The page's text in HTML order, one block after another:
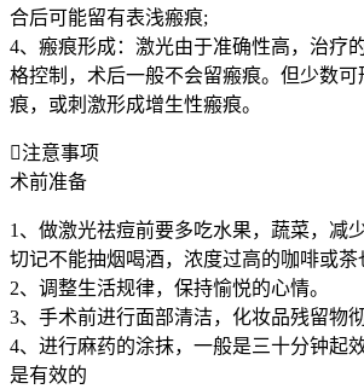
合后可能留有表浅瘢痕;
4、瘢痕形成：激光由于准确性高，治疗
格控制，术后一般不会留瘢痕。但少数
痕，或刺激形成增生性瘢痕。
注意事项
术前准备
1、做激光祛痘前要多吃水果，蔬菜，减
切记不能抽烟喝酒，浓度过高的咖啡或茶
2、调整生活规律，保持愉悦的心情。
3、手术前进行面部清洁，化妆品残留物
4、进行麻药的涂抹，一般是三十分钟起
是有效的